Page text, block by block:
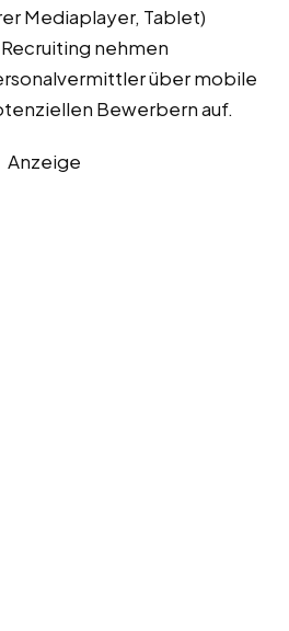
Mediaplayer, Tablet)
nehmen
über mobile
Bewerbern auf.
Anzeige